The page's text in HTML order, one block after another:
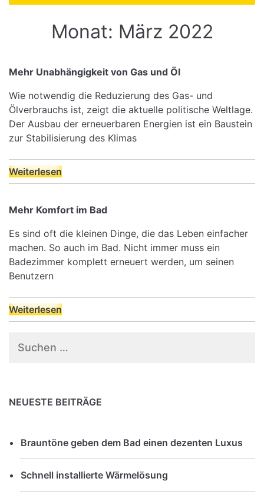
Monat: März 2022
Mehr Unabhängigkeit von Gas und Öl
Wie notwendig die Reduzierung des Gas- und
Ölverbrauchs ist, zeigt die aktuelle politische Weltlage.
Der Ausbau der erneuerbaren Energien ist ein Baustein
zur Stabilisierung des Klimas
Weiterlesen
Mehr Komfort im Bad
Es sind oft die kleinen Dinge, die das Leben einfacher
machen. So auch im Bad. Nicht immer muss ein
Badezimmer komplett erneuert werden, um seinen
Benutzern
Weiterlesen
nach:
NEUESTE BEITRÄGE
Brauntöne geben dem Bad einen dezenten Luxus
Schnell installierte Wärmelösung